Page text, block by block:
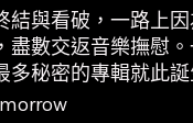
結與看破，一路上因
盡數交返音樂撫慰
多秘密的專輯就此誕